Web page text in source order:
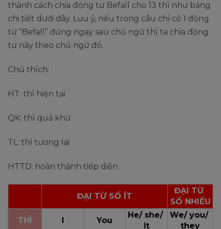
thành cách chia động từ Befall cho 13 thì như bảng
chi tiết dưới đây. Lưu ý, nếu trong câu chỉ có 1 động
từ “Befall” đứng ngay sau chủ ngữ thì ta chia động
từ này theo chủ ngữ đó.
Chú thích:
HT: thì hiện tại
QK: thì quá khứ
TL: thì tương lai
HTTD: hoàn thành tiếp diễn
ĐẠI TỪ SỐ ÍT
ĐẠI TỪ
SỐ NHIỀU
THÌ
You
He/ she/
it
We/ you/
they